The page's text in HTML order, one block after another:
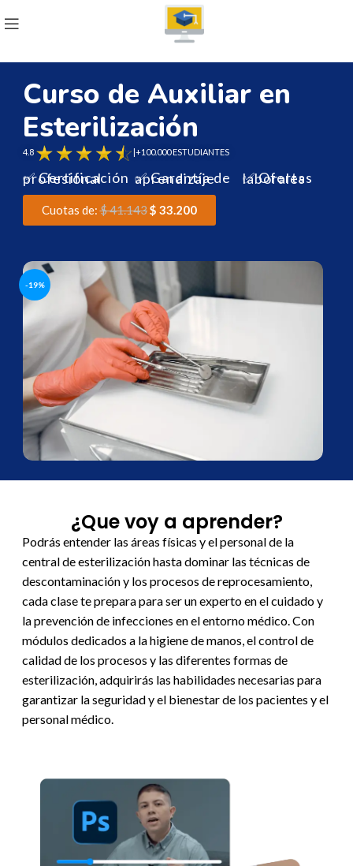
Curso de Auxiliar en
Esterilización
4.8 |+100.000 ESTUDIANTES
✅ Certificación profesional ✅ Garantía de aprendizaje ✅ Ofertas laborales
Cuotas de:$41.143$ 33.200
-19%
¿Que voy a aprender?
Podrás entender las áreas físicas y el personal de la
central de esterilización hasta dominar las técnicas de
descontaminación y los procesos de reprocesamiento,
cada clase te prepara para ser un experto en el cuidado y
la prevención de infecciones en el entorno médico. Con
módulos dedicados a la higiene de manos, el control de
calidad de los procesos y las diferentes formas de
esterilización, adquirirás las habilidades necesarias para
garantizar la seguridad y el bienestar de los pacientes y el
personal médico.